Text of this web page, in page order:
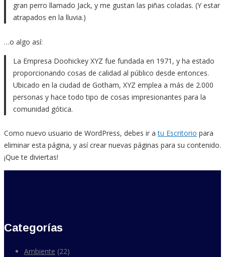
gran perro llamado Jack, y me gustan las piñas coladas. (Y estar
atrapados en la lluvia.)
…o algo así:
La Empresa Doohickey XYZ fue fundada en 1971, y ha estado
proporcionando cosas de calidad al público desde entonces.
Ubicado en la ciudad de Gotham, XYZ emplea a más de 2.000
personas y hace todo tipo de cosas impresionantes para la
comunidad gótica.
Como nuevo usuario de WordPress, debes ir atu Escritorio para
eliminar esta página, y así crear nuevas páginas para su contenido.
¡Que te diviertas!
Categorías
Ambiente (22)